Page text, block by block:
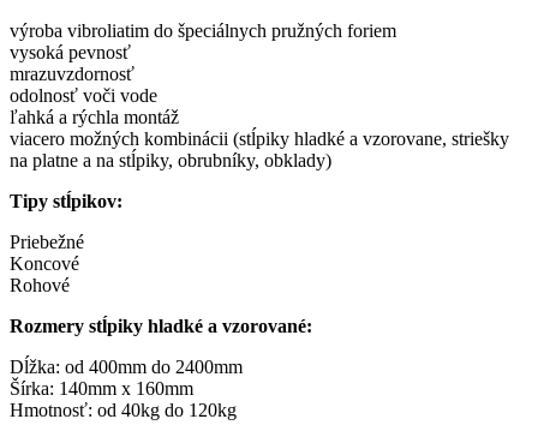
výroba vibroliatim do špeciálnych pružných foriem
vysoká pevnosť
mrazuvzdornosť
odolnosť voči vode
ľahká a rýchla montáž
viacero možných kombinácii (stĺpiky hladké a vzorovane, striešky
na platne a na stĺpiky, obrubníky, obklady)
Tipy stĺpikov:
Priebežné
Koncové
Rohové
Rozmery stĺpiky hladké a vzorované:
Dĺžka: od 400mm do 2400mm
Šírka: 140mm x 160mm
Hmotnosť: od 40kg do 120kg